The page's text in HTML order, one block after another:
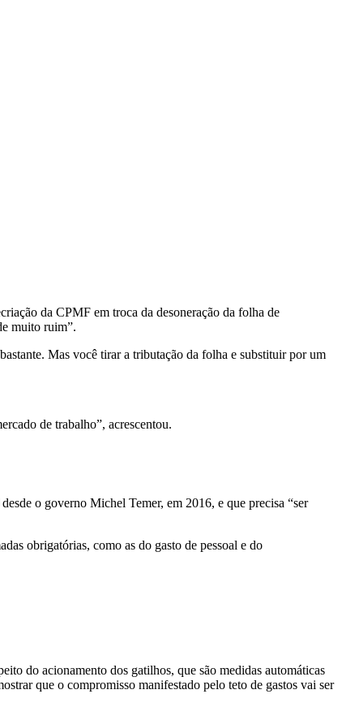
da CPMF em troca da desoneração da folha de
muito ruim”.
Mas você tirar a tributação da folha e substituir por um
de trabalho”, acrescentou.
o governo Michel Temer, em 2016, e que precisa “ser
obrigatórias, como as do gasto de pessoal e do
do acionamento dos gatilhos, que são medidas automáticas
que o compromisso manifestado pelo teto de gastos vai ser